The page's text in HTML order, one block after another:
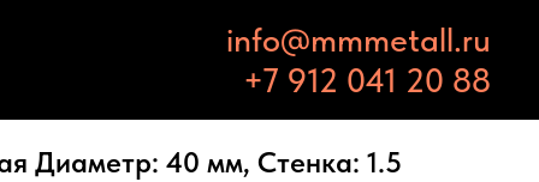
info@mmmetall.ru
+7 912 041 20 88
Диаметр: 40 мм, Стенка: 1.5